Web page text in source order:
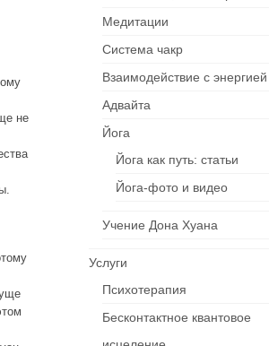
не
Медитации
Система чакр
Взаимодействие c энергией
Адвайта
Йога
Йога как путь: статьи
Йога-фото и видео
Учение Дона Хуана
Услуги
Психотерапия
Бесконтактное квантовое